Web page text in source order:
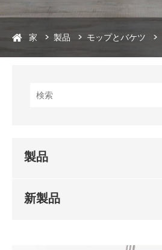
家 製品 モップとバケツ
製品
新製品